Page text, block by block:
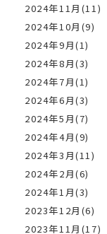
2024年11月(11)
2024年10月(9)
2024年9月(1)
2024年8月(3)
2024年7月(1)
2024年6月(3)
2024年5月(7)
2024年4月(9)
2024年3月(11)
2024年2月(6)
2024年1月(3)
2023年12月(6)
2023年11月(17)